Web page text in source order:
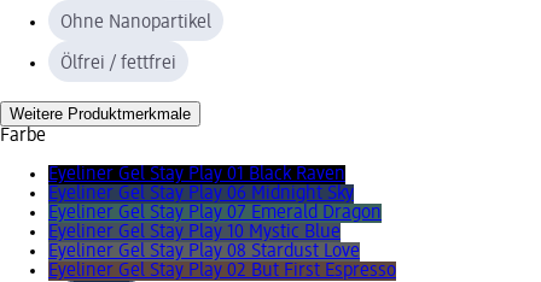
Ohne Nanopartikel
Ölfrei / fettfrei
Weitere Produktmerkmale
Farbe
Eyeliner Gel Stay Play 01 Black Raven
Eyeliner Gel Stay Play 06 Midnight Sky
Eyeliner Gel Stay Play 07 Emerald Dragon
Eyeliner Gel Stay Play 10 Mystic Blue
Eyeliner Gel Stay Play 08 Stardust Love
Eyeliner Gel Stay Play 02 But First Espresso